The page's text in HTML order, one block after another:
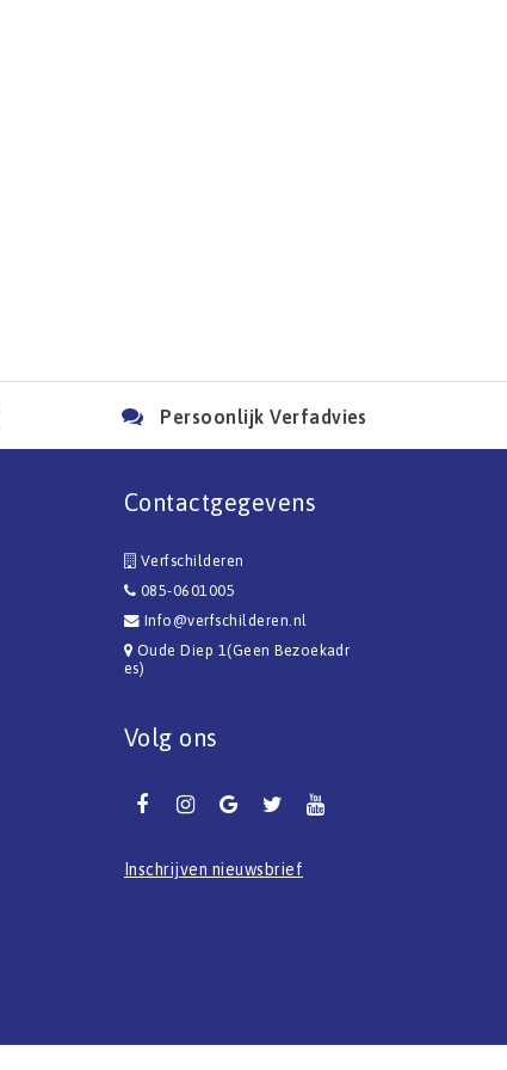
Persoonlijk Verfadvies
Contactgegevens
Verfschilderen
085-0601005
Info@verfschilderen.nl
Oude Diep 1(Geen Bezoekadr
es)
Volg ons
Inschrijven nieuwsbrief